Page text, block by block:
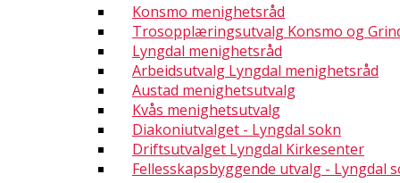
Konsmo menighetsråd
Trosopplæringsutvalg Konsmo og
Lyngdal menighetsråd
Arbeidsutvalg Lyngdal menighetsråd
Austad menighetsutvalg
Kvås menighetsutvalg
Diakoniutvalget - Lyngdal sokn
Driftsutvalget Lyngdal Kirkesenter
Fellesskapsbyggende utvalg - Lyngdal